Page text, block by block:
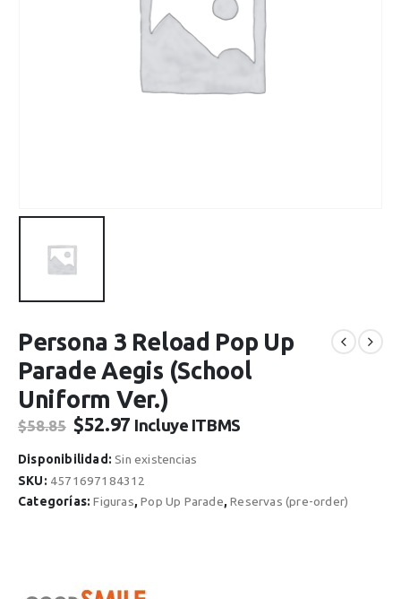
Persona 3 Reload Pop Up
Parade Aegis (School
Uniform Ver.)
$58.85 El
original
era:
$58.85.
$52.97El
actual
es:
$52.97.
Incluye ITBMS
Disponibilidad:Sin existencias
SKU: 4571697184312
Categorías:Figuras,Pop Up Parade,Reservas (pre-order)